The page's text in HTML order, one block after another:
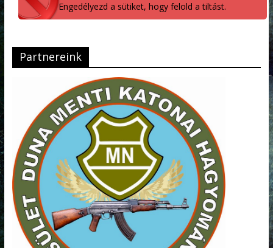
Engedélyezd a sütiket, hogy felold a tiltást.
Partnereink